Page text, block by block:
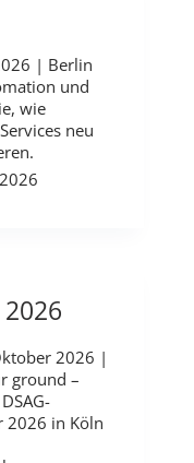
| Berlin
und
wie
neu
2026 |
ground –
2026 in Köln